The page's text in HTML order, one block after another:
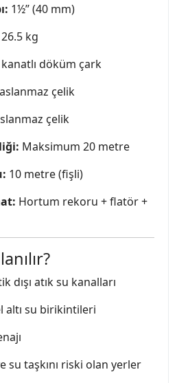
1½” (40 mm)
26.5 kg
döküm çark
çelik
çelik
Maksimum 20 metre
10 metre (fişli)
Hortum rekoru + flatör +
dışı atık su kanalları
altı su birikintileri
su taşkını riski olan yerler